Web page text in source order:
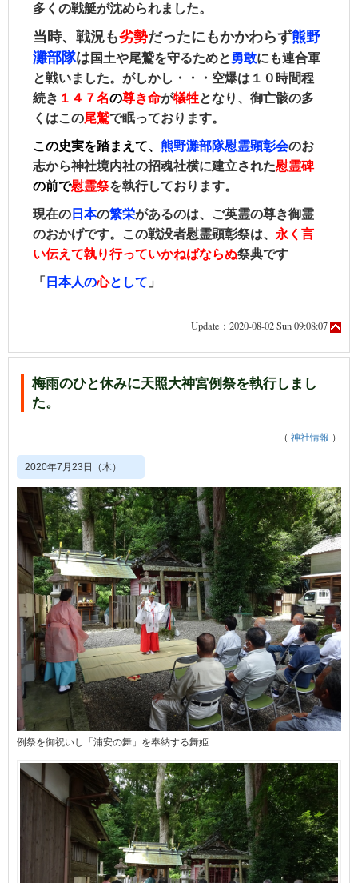
多くの戦艇が沈められました。
当時、戦況も劣勢だったにもかかわらず熊野
灘部隊は国土や尾鷲を守るためと 勇敢にも連合軍
と戦いました。 がしかし・・・空爆は１０時間程
続き １４７名の尊き命が犠牲となり、 御亡骸の多
くはこの尾鷲で眠っております。
この史実を踏まえて、 熊野灘部隊慰霊顕彰会のお
志から神社境内社の招魂社横に建立された慰霊碑
の前で慰霊祭を執行しております。
現在の 日本の繁栄があるのは、ご英霊の尊き御霊
のおかげです。
この戦没者慰霊顕彰祭は、 永く言
い伝えて執り行っていかねばならぬ祭典です
「 日本人の心として 」
Update：2020-08-02 Sun 09:08:07
梅雨のひと休みに天照大神宮例祭を執行しまし
た。
（ 神社情報 ）
2020年7月23日（木）
例祭を御祝いし「浦安の舞」を奉納する舞姫